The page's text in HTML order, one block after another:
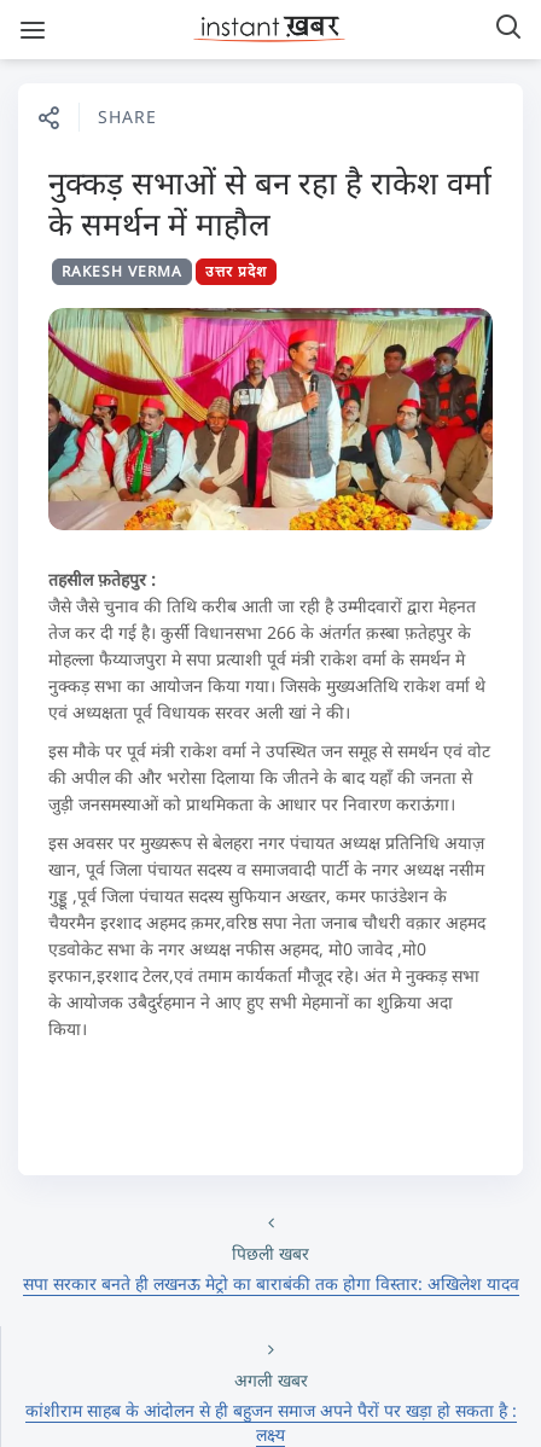
SHARE
नुक्कड़ सभाओं से बन रहा है राकेश वर्मा
के समर्थन में माहौल
RAKESH VERMA उत्तर प्रदेश
तहसील फ़तेहपुर :
जैसे जैसे चुनाव की तिथि करीब आती जा रही है उम्मीदवारों द्वारा मेहनत
तेज कर दी गई है। कुर्सी विधानसभा 266 के अंतर्गत क़स्बा फ़तेहपुर के
मोहल्ला फैय्याजपुरा मे सपा प्रत्याशी पूर्व मंत्री राकेश वर्मा के समर्थन मे
नुक्कड़ सभा का आयोजन किया गया। जिसके मुख्यअतिथि राकेश वर्मा थे
एवं अध्यक्षता पूर्व विधायक सरवर अली खां ने की।
इस मौके पर पूर्व मंत्री राकेश वर्मा ने उपस्थित जन समूह से समर्थन एवं वोट
की अपील की और भरोसा दिलाया कि जीतने के बाद यहाँ की जनता से
जुड़ी जनसमस्याओं को प्राथमिकता के आधार पर निवारण कराऊंगा।
इस अवसर पर मुख्यरूप से बेलहरा नगर पंचायत अध्यक्ष प्रतिनिधि अयाज़
खान, पूर्व जिला पंचायत सदस्य व समाजवादी पार्टी के नगर अध्यक्ष नसीम
गुड्डू ,पूर्व जिला पंचायत सदस्य सुफियान अख्तर, कमर फाउंडेशन के
चैयरमैन इरशाद अहमद क़मर,वरिष्ठ सपा नेता जनाब चौधरी वक़ार अहमद
एडवोकेट सभा के नगर अध्यक्ष नफीस अहमद, मो0 जावेद ,मो0
इरफान,इरशाद टेलर,एवं तमाम कार्यकर्ता मौजूद रहे। अंत मे नुक्कड़ सभा
के आयोजक उबैदुर्रहमान ने आए हुए सभी मेहमानों का शुक्रिया अदा
किया।
पिछली खबर
सपा सरकार बनते ही लखनऊ मेट्रो का बाराबंकी तक होगा विस्तार: अखिलेश यादव
अगली खबर
कांशीराम साहब के आंदोलन से ही बहुजन समाज अपने पैरों पर खड़ा हो सकता है :
लक्ष्य